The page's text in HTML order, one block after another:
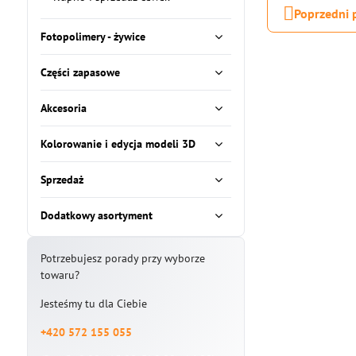
Poprzedni
Fotopolimery - żywice
Części zapasowe
Akcesoria
Kolorowanie i edycja modeli 3D
Sprzedaż
Dodatkowy asortyment
Potrzebujesz porady przy wyborze
towaru?
Jesteśmy tu dla Ciebie
+420 572 155 055